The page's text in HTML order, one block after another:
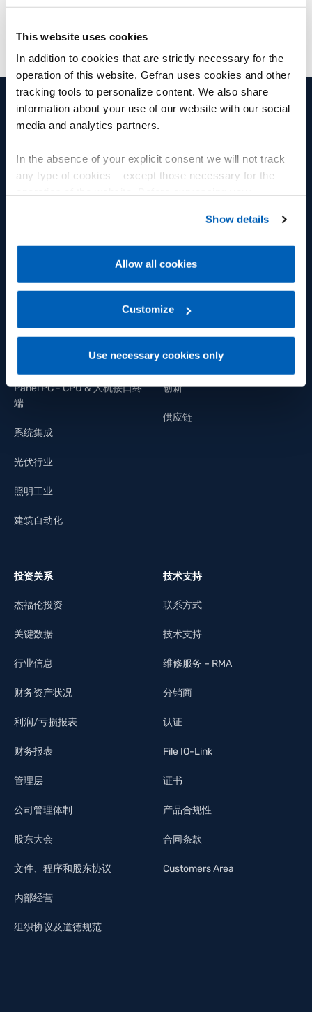
This website uses cookies
In addition to cookies that are strictly necessary for the
operation of this website, Gefran uses cookies and other
tracking tools to personalize content. We also share
information about your use of our website with our social
media and analytics partners.
In the absence of your explicit consent we will not track
any type of cookies – except those necessary for the
Gefran - Cookie
policy.
regarding processing of personal data, at the following
Gefran - Privacy Policy.
Show details
Allow all cookies
Customize
Use necessary cookies only
产品和解决方案
位移传感器
压力传感器
G-Mation 自动化平台
Panel PC - CPU & 人机接口终
端
系统集成
光伏行业
照明工业
建筑自动化
福利
Fly人才学院
工作机会
人
环境
创新
供应链
投资关系
杰福伦投资
关键数据
行业信息
财务资产状况
利润/亏损报表
财务报表
管理层
公司管理体制
股东大会
文件、程序和股东协议
内部经营
组织协议及道德规范
技术支持
联系方式
技术支持
维修服务 – RMA
分销商
认证
File IO-Link
证书
产品合规性
合同条款
Customers Area